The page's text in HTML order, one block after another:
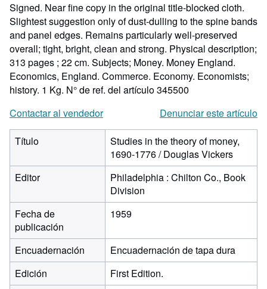
Signed. Near fine copy in the original title-blocked cloth.
Slightest suggestion only of dust-dulling to the spine bands
and panel edges. Remains particularly well-preserved
overall; tight, bright, clean and strong. Physical description;
313 pages ; 22 cm. Subjects; Money. Money England.
Economics, England. Commerce. Economy. Economists;
history. 1 Kg. N° de ref. del artículo 345500
Contactar al vendedor
Denunciar este artículo
Título
Studies in the theory of money,
1690-1776 / Douglas Vickers
Editor
Philadelphia : Chilton Co., Book
Division
Fecha de
publicación
1959
Encuadernación
Encuadernación de tapa dura
Edición
First Edition.